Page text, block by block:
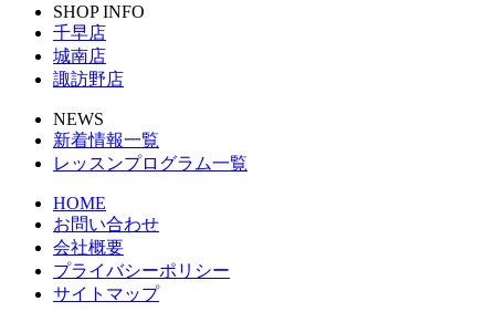
SHOP INFO
千早店
城南店
諏訪野店
NEWS
新着情報一覧
レッスンプログラム一覧
HOME
お問い合わせ
会社概要
プライバシーポリシー
サイトマップ